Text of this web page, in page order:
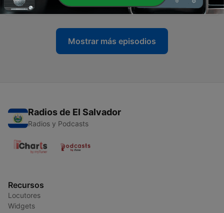
17 jun. 2021
Mostrar más episodios
Radios de El Salvador
Radios y Podcasts
Recursos
Locutores
Widgets